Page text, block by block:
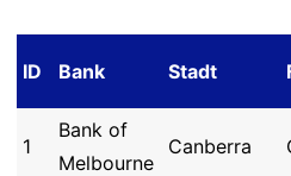
ID Bank Stadt
1
Bank of
Melbourne
Canberra